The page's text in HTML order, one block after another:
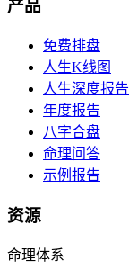
产品
免费排盘
人生K线图
人生深度报告
年度报告
八字合盘
命理问答
示例报告
资源
命理体系